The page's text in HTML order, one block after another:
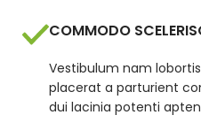
COMMODO
Vestibulum nam
placerat a parturient
dui lacinia potenti